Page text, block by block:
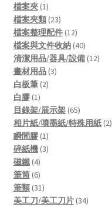
products
檔案夾 11
product
檔案夾類 2323
products
檔案整理配件 1212
products
檔案與文件收納 4040
products
清潔用品/器具/設備 1212
畫材用品 33
白板筆 22
白膠 11
product
目錄架/展示架 6565
products
相片紙/噴墨紙/特殊用紙 22
瞬間膠 11
product
碎紙機 33
磁鐵 44
products
筆筒 66
products
筆類 3131
products
美工刀/美工刀片 3434